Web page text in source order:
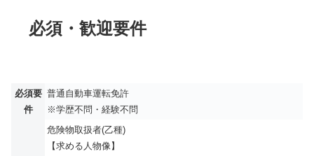
必須・歓迎要件
必須要
件
普通自動車運転免許
※学歴不問・経験不問
危険物取扱者(乙種)
【求める人物像】